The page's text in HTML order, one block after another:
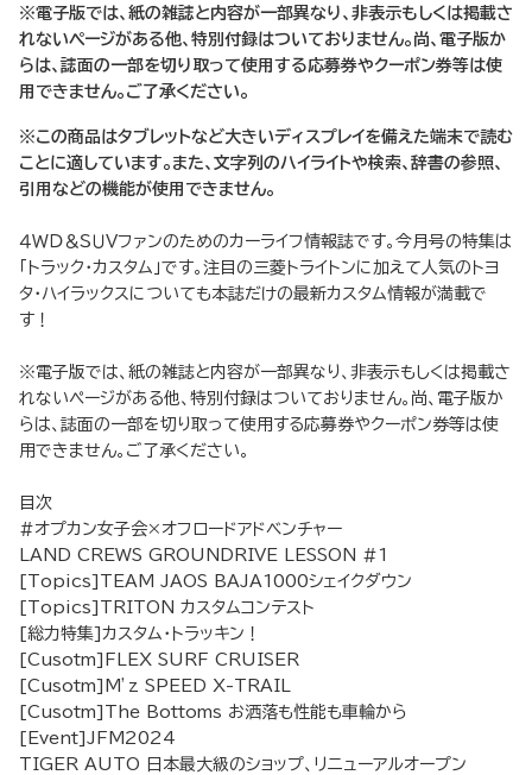
※電子版では、紙の雑誌と内容が一部異なり、非表示もしくは掲載さ
れないページがある他、特別付録はついておりません。尚、電子版か
らは、誌面の一部を切り取って使用する応募券やクーポン券等は使
用できません。ご了承ください。
※この商品はタブレットなど大きいディスプレイを備えた端末で読む
ことに適しています。また、文字列のハイライトや検索、辞書の参照、
引用などの機能が使用できません。
４ＷＤ＆ＳＵＶファンのためのカーライフ情報誌です。今月号の特集は
「トラック・カスタム」です。注目の三菱トライトンに加えて人気のトヨ
タ・ハイラックスについても本誌だけの最新カスタム情報が満載で
す！
※電子版では、紙の雑誌と内容が一部異なり、非表示もしくは掲載さ
れないページがある他、特別付録はついておりません。尚、電子版か
らは、誌面の一部を切り取って使用する応募券やクーポン券等は使
用できません。ご了承ください。
目次
#オプカン女子会×オフロードアドベンチャー
LAND CREWS GROUNDRIVE LESSON #1
[Topics]TEAM JAOS BAJA1000シェイクダウン
[Topics]TRITON カスタムコンテスト
[総力特集]カスタム・トラッキン！
[Cusotm]FLEX SURF CRUISER
[Cusotm]M’z SPEED X-TRAIL
[Cusotm]The Bottoms お洒落も性能も車輪から
[Event]JFM2024
TIGER AUTO 日本最大級のショップ、リニューアルオープン